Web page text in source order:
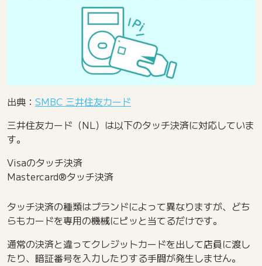
出典： SMBC 三井住友カード
三井住友カード（NL）は以下のタッチ決済に対応していま
す。
Visaのタッチ決済
Mastercard®タッチ決済
タッチ決済の種類はブランドによって異なりますが、どち
らもカードを専用の機械にピッと当てるだけです。
通常の決済と違ってクレジットカードを出して店員に渡し
たり、暗証番号を入力したりする手間が発生しません。